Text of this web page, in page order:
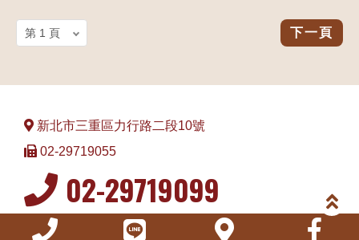
下一頁
新北市三重區力行路二段10號
02-29719055
02-29719099